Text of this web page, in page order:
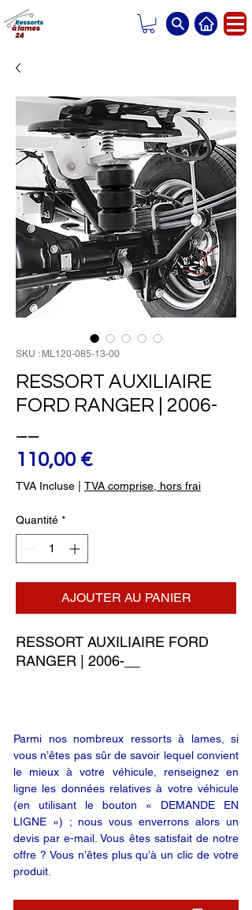
SKU : ML120-085-13-00
RESSORT AUXILIAIRE
FORD RANGER | 2006-
110,00 €Prix
TVA Incluse TVA comprise, hors frai
Quantité *
AJOUTER AU PANIER
RESSORT AUXILIAIRE FORD
RANGER | 2006-__
Parmi nos nombreux ressorts à lames, si
vous n’êtes pas sûr de savoir lequel convient
le mieux à votre véhicule, renseignez en
ligne les données relatives à votre véhicule
(en utilisant le bouton « DEMANDE EN
LIGNE ») ; nous vous enverrons alors un
devis par e-mail. Vous êtes satisfait de notre
offre ? Vous n’êtes plus qu’à un clic de votre
produit.